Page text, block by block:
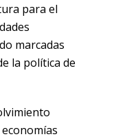
para el
marcadas
la política de